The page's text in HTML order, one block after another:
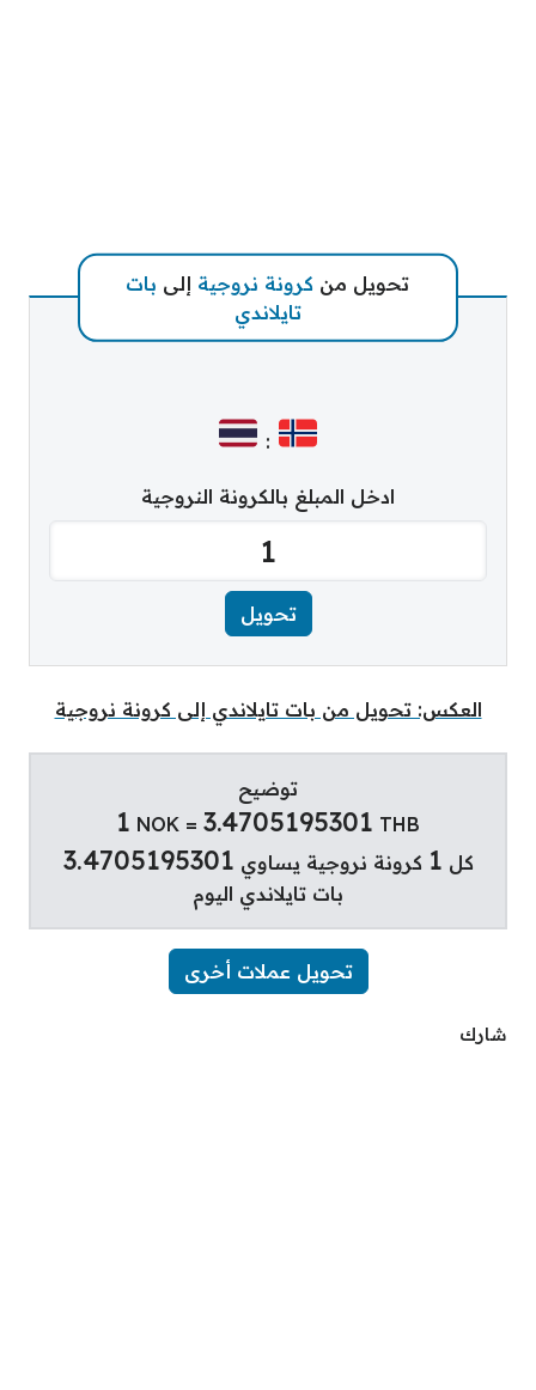
تحويل من كرونة نروجية إلى بات
تايلاندي
:
ادخل المبلغ بالكرونة النروجية
العكس: تحويل من بات تايلاندي إلى كرونة نروجية
توضيح
1 NOK = 3.4705195301 THB
كل 1 كرونة نروجية يساوي 3.4705195301
بات تايلاندي اليوم
تحويل عملات أخرى
شارك